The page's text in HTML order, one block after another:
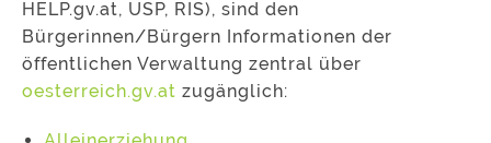
HELP.gv.at, USP, RIS), sind den
Bürgerinnen/Bürgern Informationen der
öffentlichen Verwaltung zentral über
oesterreich.gv.at zugänglich: